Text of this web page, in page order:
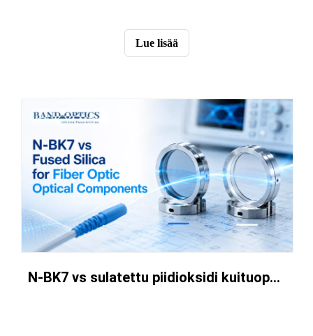
Lue lisää
N-BK7 vs sulatettu piidioksidi kuituoptisille optisille komponenteille